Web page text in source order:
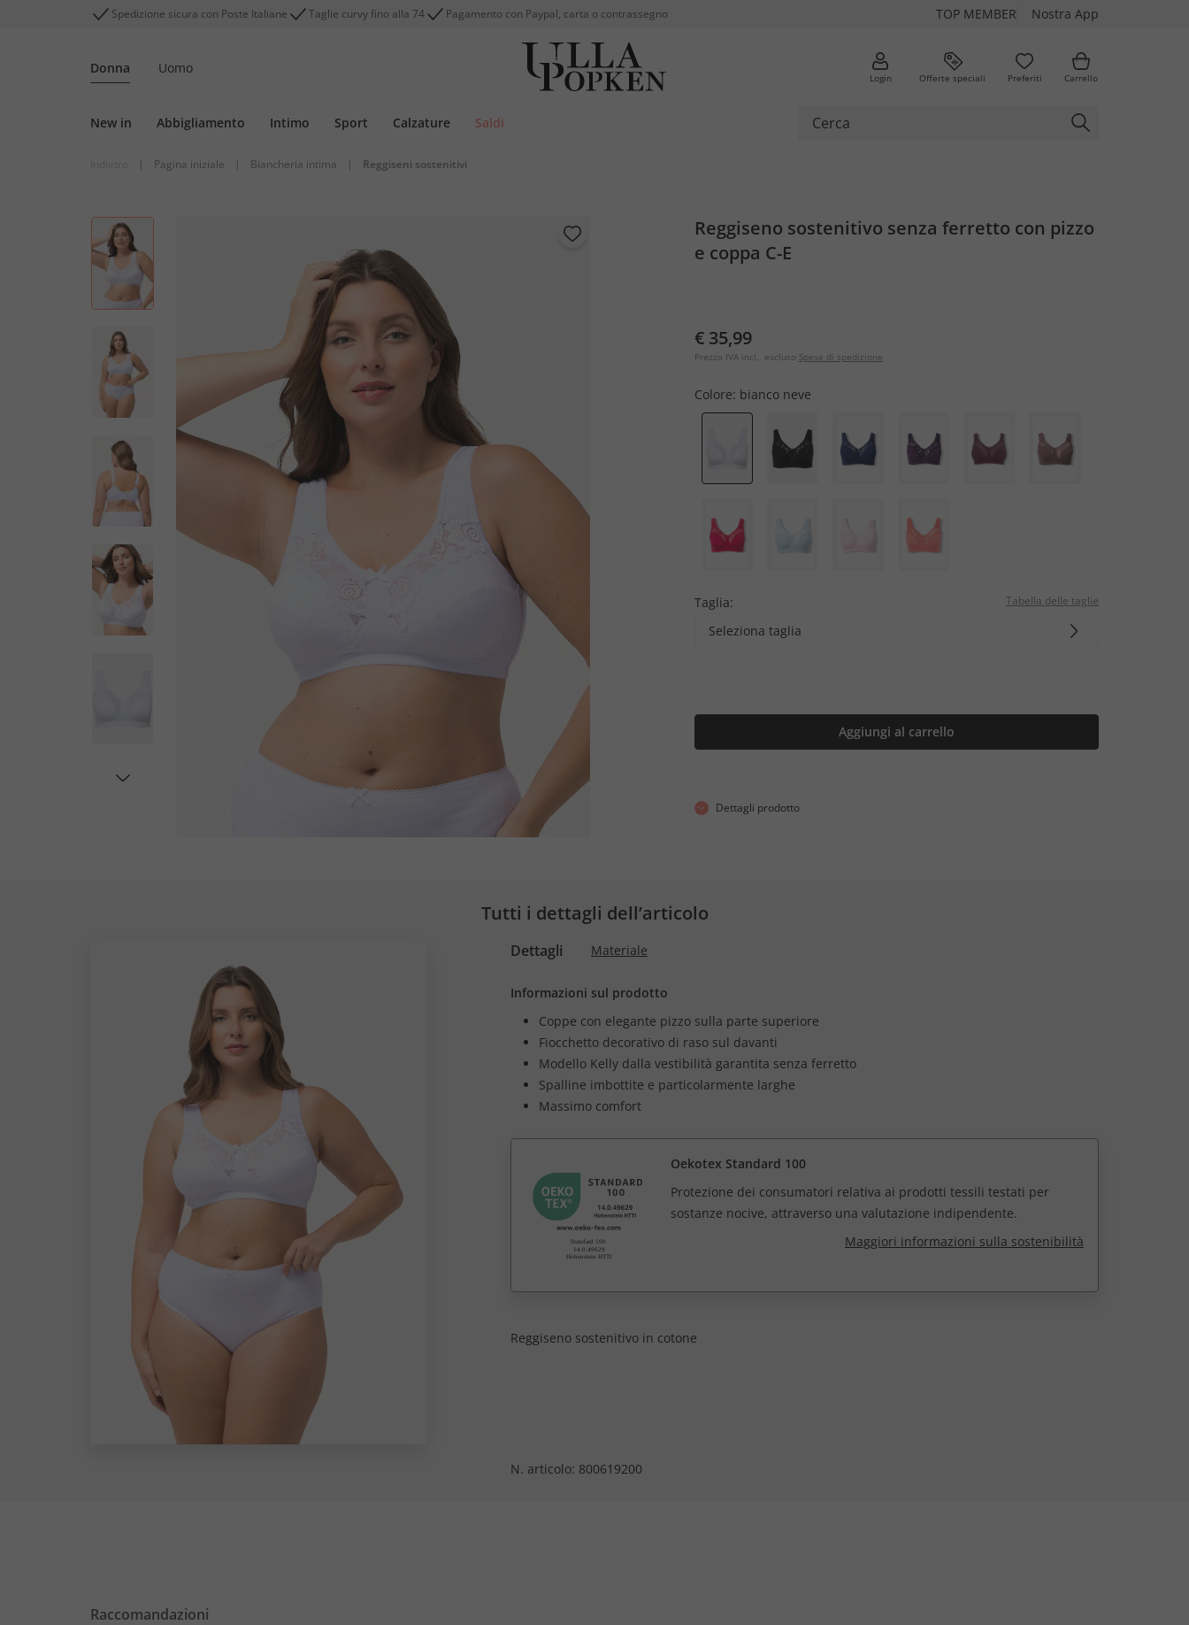
Spedizione sicura con Poste Italiane Taglie curvy fino alla 74 Pagamento con Paypal, carta o contrassegno TOP MEMBER Nostra App
Donna Uomo
Login Offerte speciali Preferiti Carrello
New in Abbigliamento Intimo Sport Calzature Saldi
| Pagina iniziale | Biancheria intima | Reggiseni sostenitivi
Reggiseno sostenitivo senza ferretto con pizzo
e coppa C-E
€ 35,99
Prezzo IVA incl., escluso Spese di spedizione
Colore: bianco neve
Taglia: Tabella delle taglie
Seleziona taglia
Aggiungi al carrello
Dettagli prodotto
Tutti i dettagli dell’articolo
Dettagli Materiale
Informazioni sul prodotto
Coppe con elegante pizzo sulla parte superiore
Fiocchetto decorativo di raso sul davanti
Modello Kelly dalla vestibilità garantita senza ferretto
Spalline imbottite e particolarmente larghe
Massimo comfort
Oekotex Standard 100
Protezione dei consumatori relativa ai prodotti tessili testati per
sostanze nocive, attraverso una valutazione indipendente.
Maggiori informazioni sulla sostenibilità
Reggiseno sostenitivo in cotone
N. articolo: 800619200
Raccomandazioni